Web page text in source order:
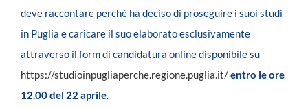
deve raccontare perché ha deciso di proseguire i suoi studi
in Puglia e caricare il suo elaborato esclusivamente
attraverso il form di candidatura online disponibile su
https://studioinpugliaperche.regione.puglia.it/entro le ore
12.00 del 22 aprile.